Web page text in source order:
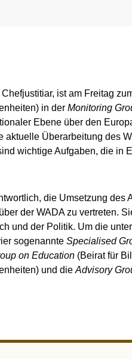
ist am Freitag
in der Monitoring
Ebene über den
Überarbeitung des
wichtige Aufgaben, die in
die Umsetzung des
der WADA zu vertreten.
und der Politik. Um die
sogenannte Specialised
on Education (Beirat für
und die Advisory